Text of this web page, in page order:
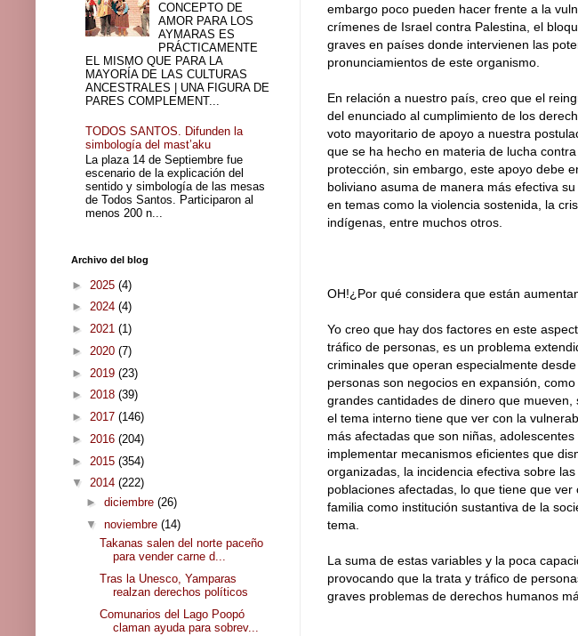
embargo poco pueden hacer frente a la
crímenes de Israel contra Palestina, el
graves en países donde intervienen las
pronunciamientos de este organismo.
En relación a nuestro país, creo que el
del enunciado al cumplimiento de los
voto mayoritario de apoyo a nuestra
que se ha hecho en materia de lucha
protección, sin embargo, este apoyo debe
boliviano asuma de manera más efectiva
en temas como la violencia sostenida, la
indígenas, entre muchos otros.
OH!¿Por qué considera que están
Yo creo que hay dos factores en este
tráfico de personas, es un problema
criminales que operan especialmente
personas son negocios en expansión,
grandes cantidades de dinero que
el tema interno tiene que ver con la
más afectadas que son niñas,
implementar mecanismos eficientes que
organizadas, la incidencia efectiva sobre
poblaciones afectadas, lo que tiene que
familia como institución sustantiva de la
tema.
La suma de estas variables y la poca
provocando que la trata y tráfico de
graves problemas de derechos humanos
CONCEPTO DE
AMOR PARA LOS
AYMARAS ES
PRÁCTICAMENTE
EL MISMO QUE PARA LA
MAYORÍA DE LAS CULTURAS
ANCESTRALES | UNA FIGURA DE
PARES COMPLEMENT...
TODOS SANTOS. Difunden la
simbología del mast’aku
La plaza 14 de Septiembre fue
escenario de la explicación del
sentido y simbología de las mesas
de Todos Santos. Participaron al
menos 200 n...
Archivo del blog
► 2025 (4)
► 2024 (4)
► 2021 (1)
► 2020 (7)
► 2019 (23)
► 2018 (39)
► 2017 (146)
► 2016 (204)
► 2015 (354)
▼ 2014 (222)
► diciembre (26)
▼ noviembre (14)
Takanas salen del norte paceño
para vender carne d...
Tras la Unesco, Yamparas
realzan derechos políticos
Comunarios del Lago Poopó
claman ayuda para sobrev...